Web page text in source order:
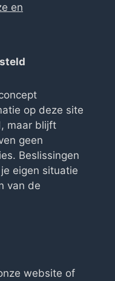
en
op deze site
maar blijft
geen
Beslissingen
eigen situatie
van de
website of